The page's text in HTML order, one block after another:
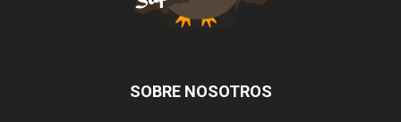
SOBRE NOSOTROS